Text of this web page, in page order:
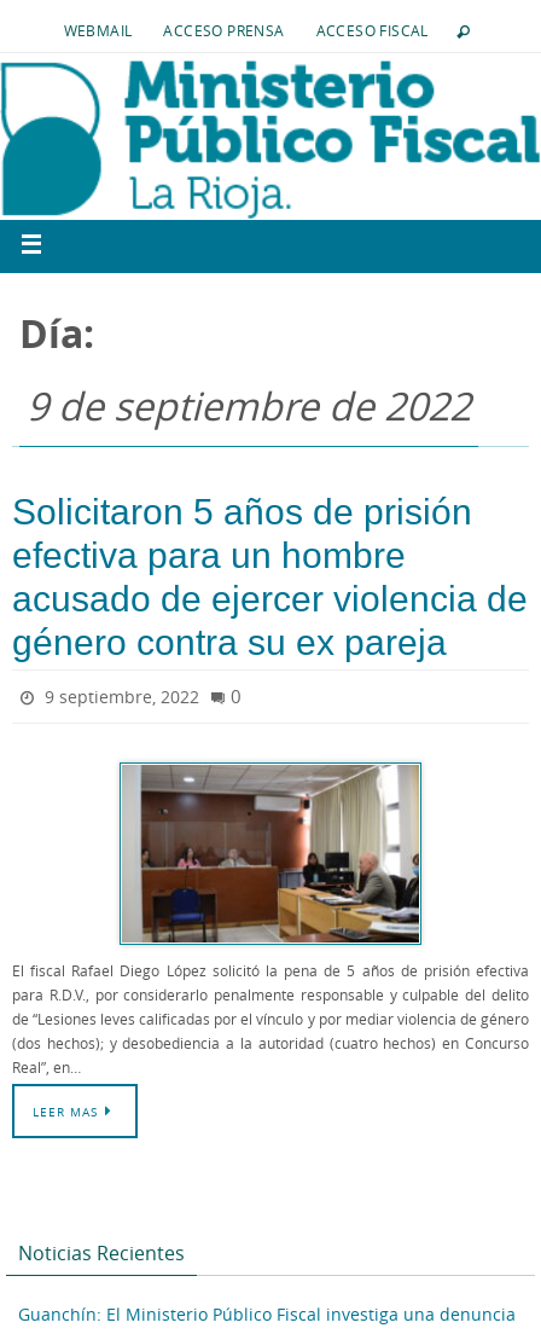
WEBMAIL ACCESO PRENSA ACCESO FISCAL
Día:
9 de septiembre de 2022
Solicitaron 5 años de prisión
efectiva para un hombre
acusado de ejercer violencia de
género contra su ex pareja
9 septiembre, 2022 0
El fiscal Rafael Diego López solicitó la pena de 5 años de prisión efectiva
para R.D.V., por considerarlo penalmente responsable y culpable del delito
de “Lesiones leves calificadas por el vínculo y por mediar violencia de género
(dos hechos); y desobediencia a la autoridad (cuatro hechos) en Concurso
Real”, en…
LEER MAS
Noticias Recientes
Guanchín: El Ministerio Público Fiscal investiga una denuncia